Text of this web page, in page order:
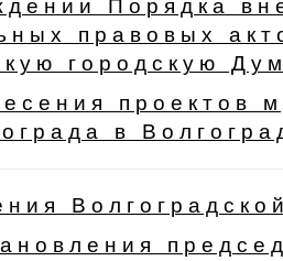
Порядка
правовых
городскую
проектов
в